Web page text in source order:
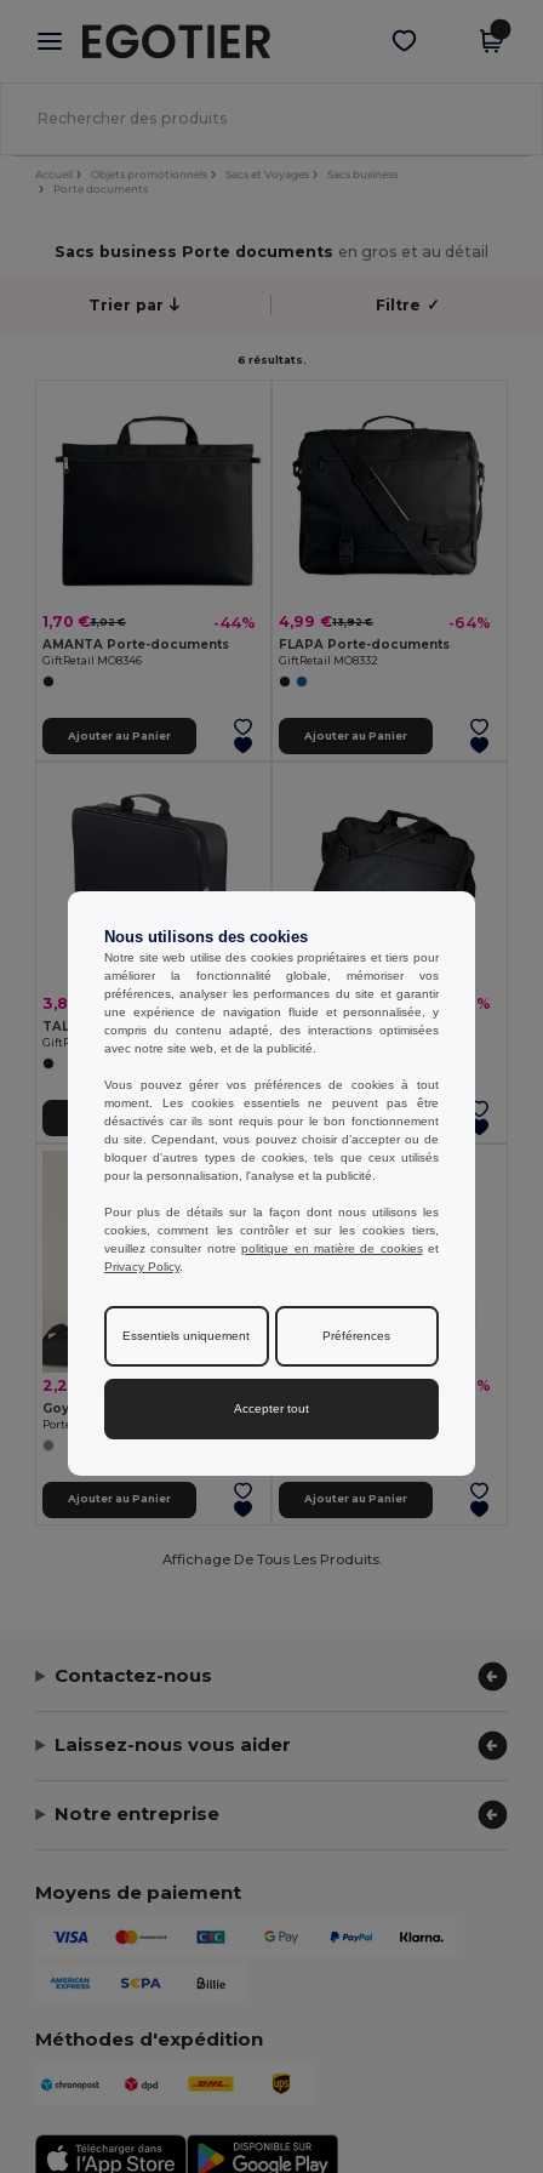
× Appli Egotier
Meilleurs prix sur l’app !
Obtenir l'appli
Accueil Objets promotionnels Sacs et Voyages
Sacs business
Porte documents
Sacs business Porte documents en gros et au détail
Trier par Filtre ✓
6 résultats.
1,70 €3,02 € -44%
AMANTA Porte-documents
GiftRetail MO8346
Ajouter au Panier
4,99 €13,92 € -64%
FLAPA Porte-documents
GiftRetail MO8332
Ajouter au Panier
3,88 € 6,87 € -43%
TALOR Sac séminaire
GiftRetail KC6998
Ajouter au Panier
6,77 € -49%
EXPO Porte-documents
GiftRetail IT2074
Ajouter au Panier
2,20 € 4,00 €
Goya 53521
Ajouter au Panier
-26%
Vinga V5008
Ajouter au Panier
Affichage De Tous Les Produits.
Contactez-nous
Laissez-nous vous aider
Notre entreprise
Moyens de paiement
Méthodes d'expédition
Nous utilisons des cookies
Notre site web utilise des cookies propriétaires et tiers pour
améliorer la fonctionnalité globale, mémoriser vos
préférences, analyser les performances du site et garantir
une expérience de navigation fluide et personnalisée, y
compris du contenu adapté, des interactions optimisées
avec notre site web, et de la publicité.
Vous pouvez gérer vos préférences de cookies à tout
moment. Les cookies essentiels ne peuvent pas être
désactivés car ils sont requis pour le bon fonctionnement
du site. Cependant, vous pouvez choisir d’accepter ou de
bloquer d'autres types de cookies, tels que ceux utilisés
pour la personnalisation, l'analyse et la publicité.
Pour plus de détails sur la façon dont nous utilisons les
cookies, comment les contrôler et sur les cookies tiers,
veuillez consulter notrepolitique en matière de cookieset
Privacy Policy.
Essentiels uniquement Préférences
Accepter tout